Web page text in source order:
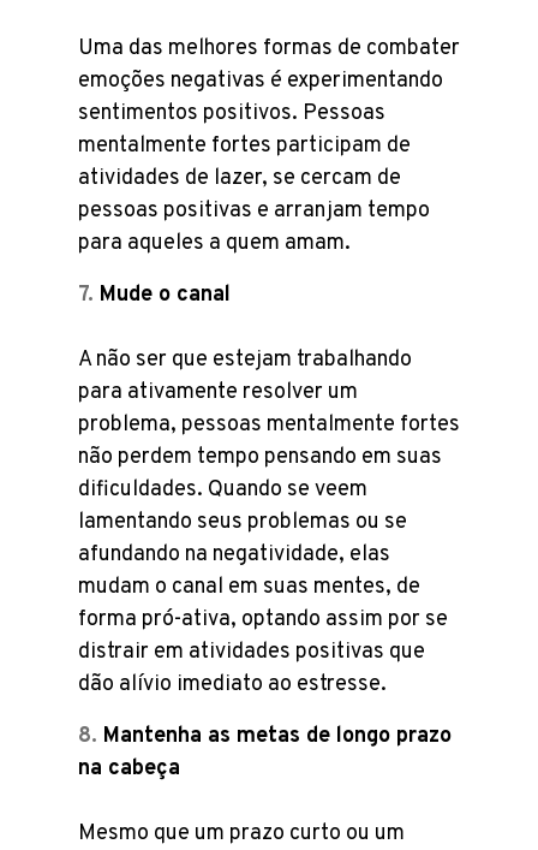
Uma das melhores formas de combater
emoções negativas é experimentando
sentimentos positivos. Pessoas
mentalmente fortes participam de
atividades de lazer, se cercam de
pessoas positivas e arranjam tempo
para aqueles a quem amam.
Mude o canal
A não ser que estejam trabalhando
para ativamente resolver um
problema, pessoas mentalmente fortes
não perdem tempo pensando em suas
dificuldades. Quando se veem
lamentando seus problemas ou se
afundando na negatividade, elas
mudam o canal em suas mentes, de
forma pró-ativa, optando assim por se
distrair em atividades positivas que
dão alívio imediato ao estresse.
Mantenha as metas de longo prazo
na cabeça
Mesmo que um prazo curto ou um